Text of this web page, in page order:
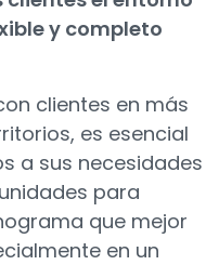
y completo
clientes en más
es esencial
a sus necesidades
para
que mejor
en un